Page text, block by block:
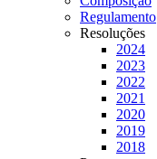
Regulamento
Resoluções
2024
2023
2022
2021
2020
2019
2018